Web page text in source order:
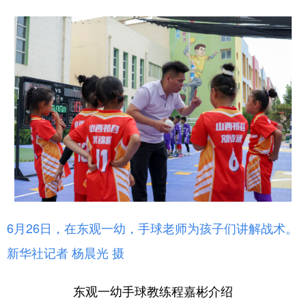
6月26日，在东观一幼，手球老师为孩子们讲解战术。
新华社记者 杨晨光 摄
东观一幼手球教练程嘉彬介绍